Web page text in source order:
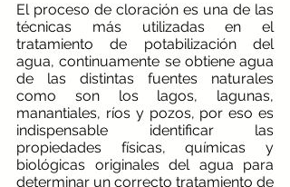
El proceso de cloración es una de las
técnicas más utilizadas en el
tratamiento de potabilización del
agua, continuamente se obtiene agua
de las distintas fuentes naturales
como son los lagos, lagunas,
manantiales, ríos y pozos, por eso es
indispensable identificar las
propiedades físicas, químicas y
biológicas originales del agua para
determinar un correcto tratamiento de